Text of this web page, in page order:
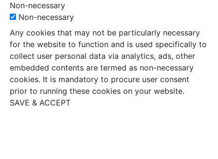
Non-necessary
Non-necessary
Any cookies that may not be particularly necessary
for the website to function and is used specifically to
collect user personal data via analytics, ads, other
embedded contents are termed as non-necessary
cookies. It is mandatory to procure user consent
prior to running these cookies on your website.
SAVE & ACCEPT